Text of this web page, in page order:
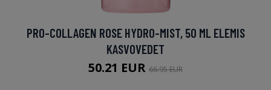
PRO-COLLAGEN ROSE HYDRO-MIST, 50 ML ELEMIS
KASVOVEDET
50.21 EUR 66.95 EUR